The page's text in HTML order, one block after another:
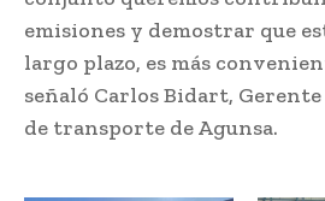
emisiones y demostrar que
largo plazo, es más
señaló Carlos Bidart,
de transporte de Agunsa.